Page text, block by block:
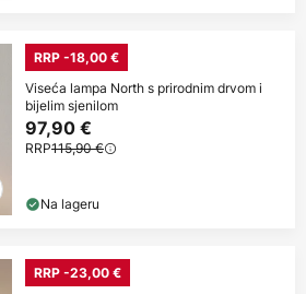
RRP -18,00 €
Viseća lampa North s prirodnim drvom i
bijelim sjenilom
97,90 €
RRP115,90 €
Na lageru
RRP -23,00 €